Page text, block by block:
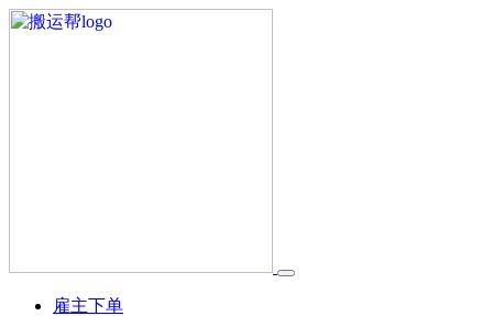
雇主下单